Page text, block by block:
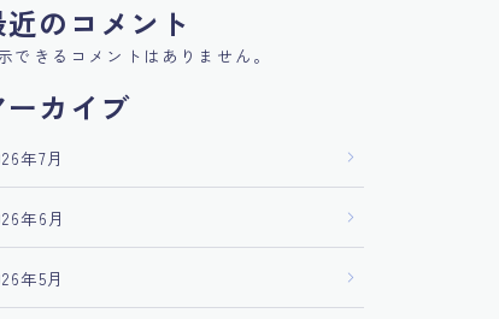
近のコメント
できるコメントはありません。
ーカイブ
年7月
年6月
年5月